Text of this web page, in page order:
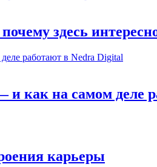
здесь
как на самом деле
карьеры